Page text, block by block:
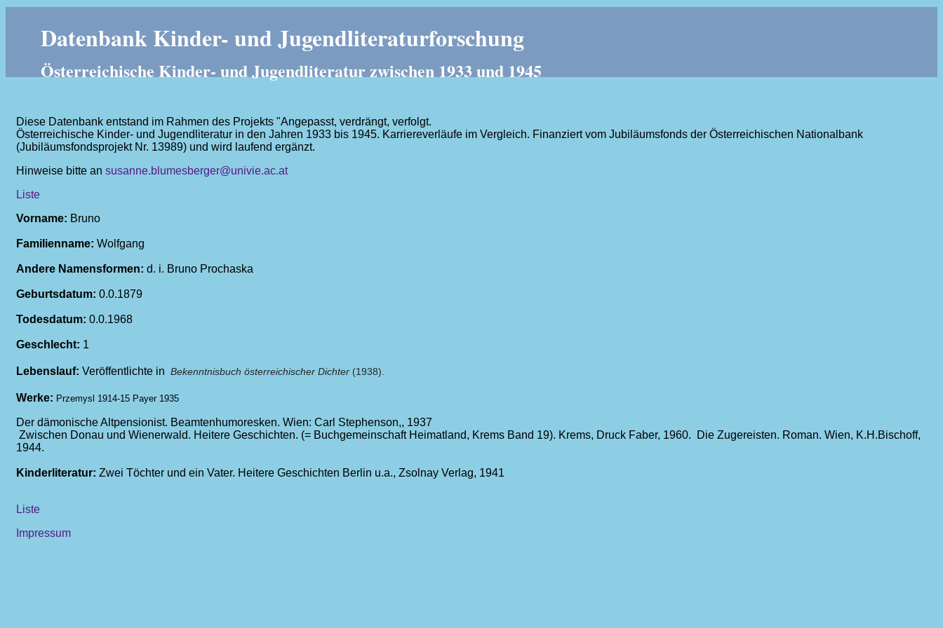
Datenbank Kinder- und Jugendliteraturforschung
Österreichische Kinder- und Jugendliteratur zwischen 1933 und 1945
Diese Datenbank entstand im Rahmen des Projekts "Angepasst, verdrängt, verfolgt.
Österreichische Kinder- und Jugendliteratur in den Jahren 1933 bis 1945. Karriereverläufe im Vergleich. Finanziert vom Jubiläumsfonds der Österreichischen Nationalbank
(Jubiläumsfondsprojekt Nr. 13989) und wird laufend ergänzt.
Hinweise bitte an susanne.blumesberger@univie.ac.at
Liste
Vorname: Bruno
Familienname: Wolfgang
Andere Namensformen: d. i. Bruno Prochaska
Geburtsdatum: 0.0.1879
Todesdatum: 0.0.1968
Geschlecht: 1
Lebenslauf: Veröffentlichte in Bekenntnisbuch österreichischer Dichter (1938).
Werke: Przemysl 1914-15 Payer 1935
Der dämonische Altpensionist. Beamtenhumoresken. Wien: Carl Stephenson,, 1937
Zwischen Donau und Wienerwald. Heitere Geschichten. (= Buchgemeinschaft Heimatland, Krems Band 19). Krems, Druck Faber, 1960. Die Zugereisten. Roman. Wien, K.H.Bischoff,
1944.
Kinderliteratur: Zwei Töchter und ein Vater. Heitere Geschichten Berlin u.a., Zsolnay Verlag, 1941
Liste
Impressum